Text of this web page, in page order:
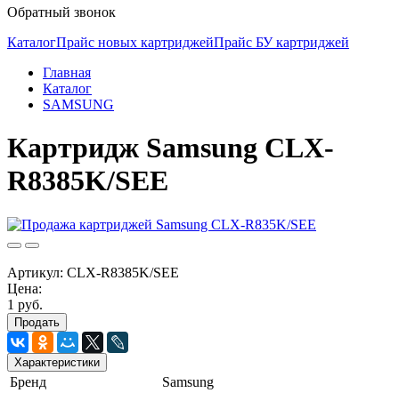
Обратный звонок
КаталогПрайс новых картриджейПрайс БУ картриджей
Главная
Каталог
SAMSUNG
Картридж Samsung CLX-
R8385K/SEE
Артикул: CLX-R8385K/SEE
Цена:
1 руб.
Продать
Характеристики
Бренд Samsung